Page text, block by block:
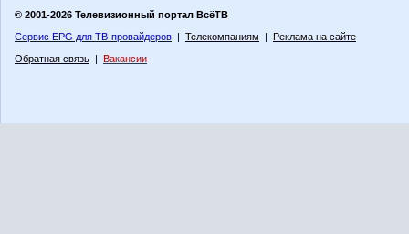
© 2001-2026 Телевизионный портал ВсёТВ
Сервис EPG для ТВ-провайдеров | Телекомпаниям | Реклама на сайте
Обратная связь | Вакансии